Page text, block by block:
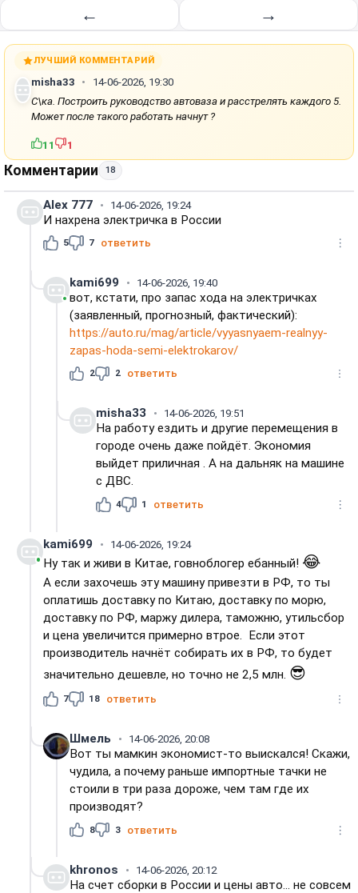
← →
ЛУЧШИЙ КОММЕНТАРИЙ
misha33
14-06-2026, 19:30
С\ка. Построить руководство автоваза и расстрелять каждого 5.
Может после такого работать начнут ?
11 1
Комментарии 18
Alex 777 14-06-2026, 19:24
И нахрена электричка в России
5 7 ответить
kami699 14-06-2026, 19:40
вот, кстати, про запас хода на электричках
(заявленный, прогнозный, фактический):
https://auto.ru/mag/article/vyyasnyaem-realnyy-
zapas-hoda-semi-elektrokarov/
2 2 ответить
misha33 14-06-2026, 19:51
На работу ездить и другие перемещения в
городе очень даже пойдёт. Экономия
выйдет приличная . А на дальняк на машине
с ДВС.
4 1 ответить
kami699 14-06-2026, 19:24
Ну так и живи в Китае, говноблогер ебанный! 😂
А если захочешь эту машину привезти в РФ, то ты
оплатишь доставку по Китаю, доставку по морю,
доставку по РФ, маржу дилера, таможню, утильсбор
и цена увеличится примерно втрое. Если этот
производитель начнёт собирать их в РФ, то будет
значительно дешевле, но точно не 2,5 млн. 😎
7 18 ответить
Шмель 14-06-2026, 20:08
Вот ты мамкин экономист-то выискался! Скажи,
чудила, а почему раньше импортные тачки не
стоили в три раза дороже, чем там где их
производят?
8 3 ответить
khronos 14-06-2026, 20:12
На счет сборки в России и цены авто... не совсем